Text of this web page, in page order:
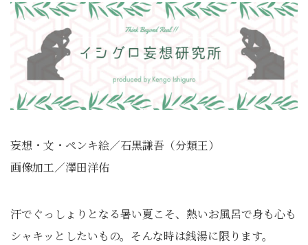
妄想・文・ペンキ絵／石黒謙吾（分類王）
画像加工／澤田洋佑
汗でぐっしょりとなる暑い夏こそ、熱いお風呂で身も心も
シャキッとしたいもの。そんな時は銭湯に限ります。